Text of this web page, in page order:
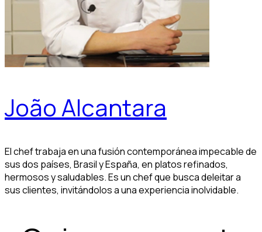
João Alcantara
El chef trabaja en una fusión contemporánea impecable de
sus dos países, Brasil y España, en platos refinados,
hermosos y saludables. Es un chef que busca deleitar a
sus clientes, invitándolos a una experiencia inolvidable.